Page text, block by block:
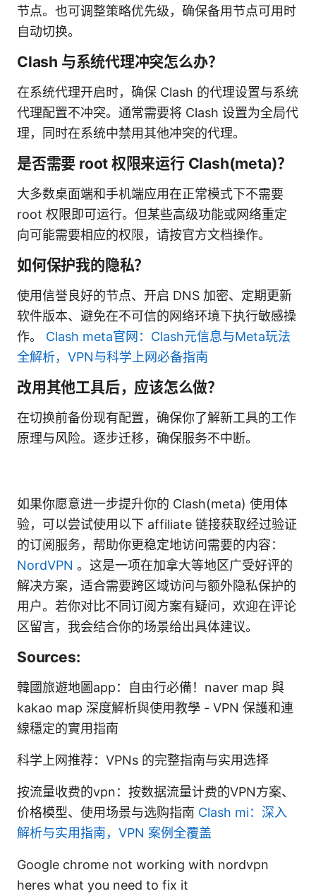
节点。也可调整策略优先级，确保备用节点可用时
自动切换。
Clash 与系统代理冲突怎么办？
在系统代理开启时，确保 Clash 的代理设置与系统
代理配置不冲突。通常需要将 Clash 设置为全局代
理，同时在系统中禁用其他冲突的代理。
是否需要 root 权限来运行 Clash(meta)？
大多数桌面端和手机端应用在正常模式下不需要
root 权限即可运行。但某些高级功能或网络重定
向可能需要相应的权限，请按官方文档操作。
如何保护我的隐私？
使用信誉良好的节点、开启 DNS 加密、定期更新
软件版本、避免在不可信的网络环境下执行敏感操
作。 Clash meta官网：Clash元信息与Meta玩法
全解析，VPN与科学上网必备指南
改用其他工具后，应该怎么做？
在切换前备份现有配置，确保你了解新工具的工作
原理与风险。逐步迁移，确保服务不中断。
如果你愿意进一步提升你的 Clash(meta) 使用体
验，可以尝试使用以下 affiliate 链接获取经过验证
的订阅服务，帮助你更稳定地访问需要的内容：
NordVPN 。这是一项在加拿大等地区广受好评的
解决方案，适合需要跨区域访问与额外隐私保护的
用户。若你对比不同订阅方案有疑问，欢迎在评论
区留言，我会结合你的场景给出具体建议。
Sources:
韓國旅遊地圖app：自由行必備！naver map 與
kakao map 深度解析與使用教學 - VPN 保護和連
線穩定的實用指南
科学上网推荐：VPNs 的完整指南与实用选择
按流量收费的vpn：按数据流量计费的VPN方案、
价格模型、使用场景与选购指南 Clash mi：深入
解析与实用指南，VPN 案例全覆盖
Google chrome not working with nordvpn
heres what you need to fix it